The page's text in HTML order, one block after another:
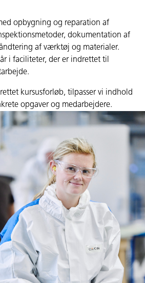
opbygning og reparation af
dokumentation af
af værktøj og materialer.
i faciliteter, der er indrettet til
kursusforløb, tilpasser vi indhold
opgaver og medarbejdere.